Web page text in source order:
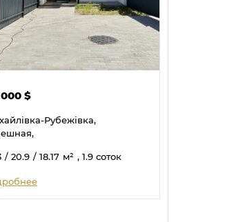
$
Рубежівка,
/ 20.9 / 18.17 м² , 1.9 соток